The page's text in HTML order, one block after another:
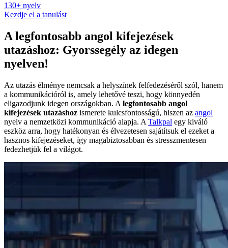
130+ nyelv
Kezdje el a tanulást
A legfontosabb angol kifejezések
utazáshoz: Gyorssegély az idegen
nyelven!
Az utazás élménye nemcsak a helyszínek felfedezéséről szól, hanem
a kommunikációról is, amely lehetővé teszi, hogy könnyedén
eligazodjunk idegen országokban. A legfontosabb angol
kifejezések utazáshoz ismerete kulcsfontosságú, hiszen az angol
nyelv a nemzetközi kommunikáció alapja. A Talkpal egy kiváló
eszköz arra, hogy hatékonyan és élvezetesen sajátítsuk el ezeket a
hasznos kifejezéseket, így magabiztosabban és stresszmentesen
fedezhetjük fel a világot.